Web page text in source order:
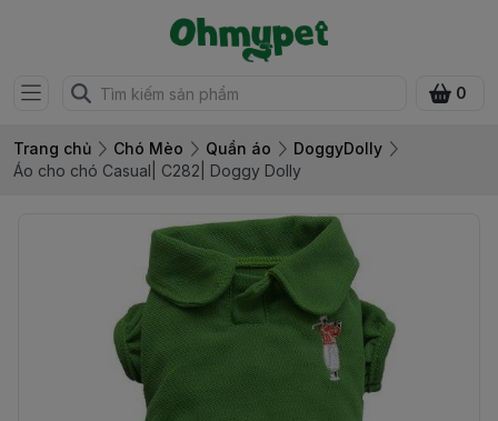
0
Trang chủ Chó Mèo Quần áo
DoggyDolly
Áo cho chó Casual| C282| Doggy Dolly